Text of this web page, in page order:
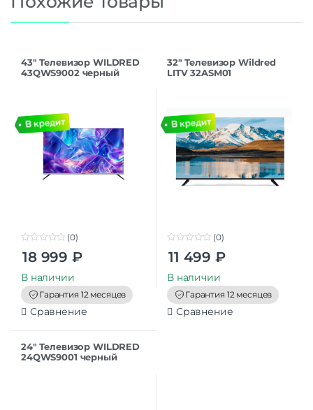
43″ Телевизор WILDRED
43QWS9002 черный
t
o
f
5
(0)
18 999 ₽
В наличии
Гарантия 12 месяцев
Сравнение
32″ Телевизор Wildred
LITV 32ASM01
t
o
f
5
(0)
11 499 ₽
В наличии
Гарантия 12 месяцев
Сравнение
24″ Телевизор WILDRED
24QWS9001 черный